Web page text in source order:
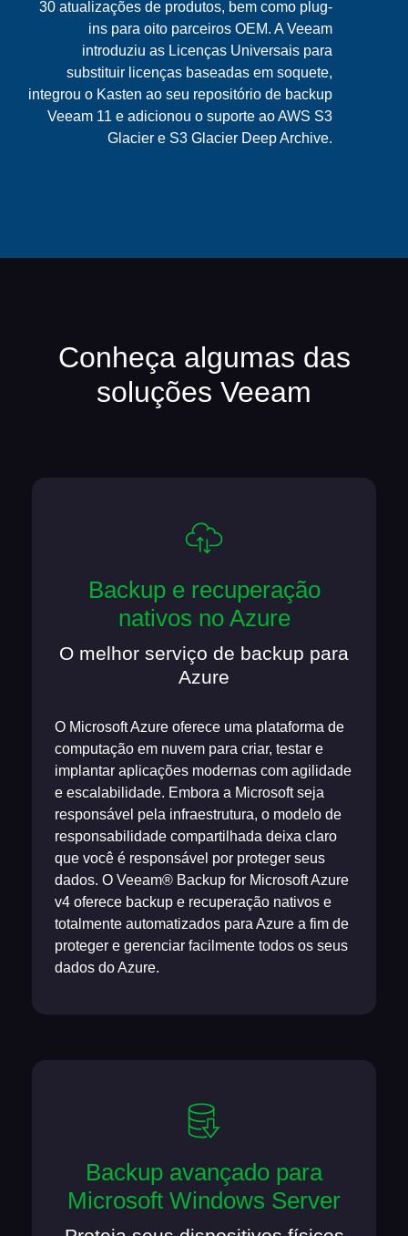
30 atualizações de produtos, bem como plug-
ins para oito parceiros OEM. A Veeam
introduziu as Licenças Universais para
substituir licenças baseadas em soquete,
integrou o Kasten ao seu repositório de backup
Veeam 11 e adicionou o suporte ao AWS S3
Glacier e S3 Glacier Deep Archive.
Conheça algumas das
soluções Veeam
Backup e recuperação
nativos no Azure
O melhor serviço de backup para
Azure
O Microsoft Azure oferece uma plataforma de
computação em nuvem para criar, testar e
implantar aplicações modernas com agilidade
e escalabilidade. Embora a Microsoft seja
responsável pela infraestrutura, o modelo de
responsabilidade compartilhada deixa claro
que você é responsável por proteger seus
dados. O Veeam® Backup for Microsoft Azure
v4 oferece backup e recuperação nativos e
totalmente automatizados para Azure a fim de
proteger e gerenciar facilmente todos os seus
dados do Azure.
Backup avançado para
Microsoft Windows Server